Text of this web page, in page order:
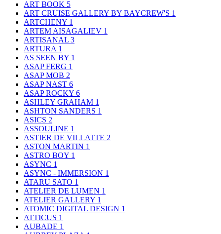
ART BOOK 5
ART CRUISE GALLERY BY BAYCREW'S 1
ARTCHENY 1
ARTEM AISAGALIEV 1
ARTISANAL 3
ARTURA 1
AS SEEN BY 1
ASAP FERG 1
ASAP MOB 2
ASAP NAST 6
ASAP ROCKY 6
ASHLEY GRAHAM 1
ASHTON SANDERS 1
ASICS 2
ASSOULINE 1
ASTIER DE VILLATTE 2
ASTON MARTIN 1
ASTRO BOY 1
ASYNC 1
ASYNC - IMMERSION 1
ATARU SATO 1
ATELIER DE LUMEN 1
ATELIER GALLERY 1
ATOMIC DIGITAL DESIGN 1
ATTICUS 1
AUBADE 1